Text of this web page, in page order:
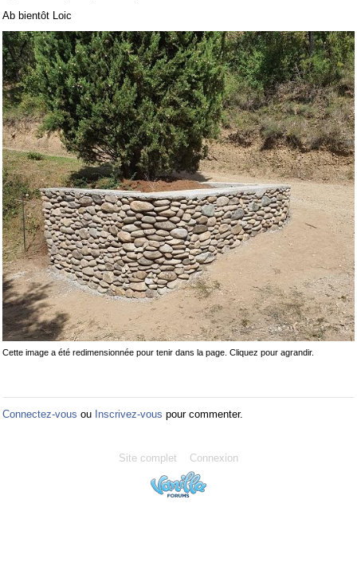
Ab bientôt Loic
Cette image a été redimensionnée pour tenir dans la page. Cliquez pour agrandir.
Connectez-vous ou Inscrivez-vous pour commenter.
Site complet Connexion